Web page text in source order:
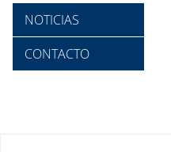
NOTICIAS
CONTACTO